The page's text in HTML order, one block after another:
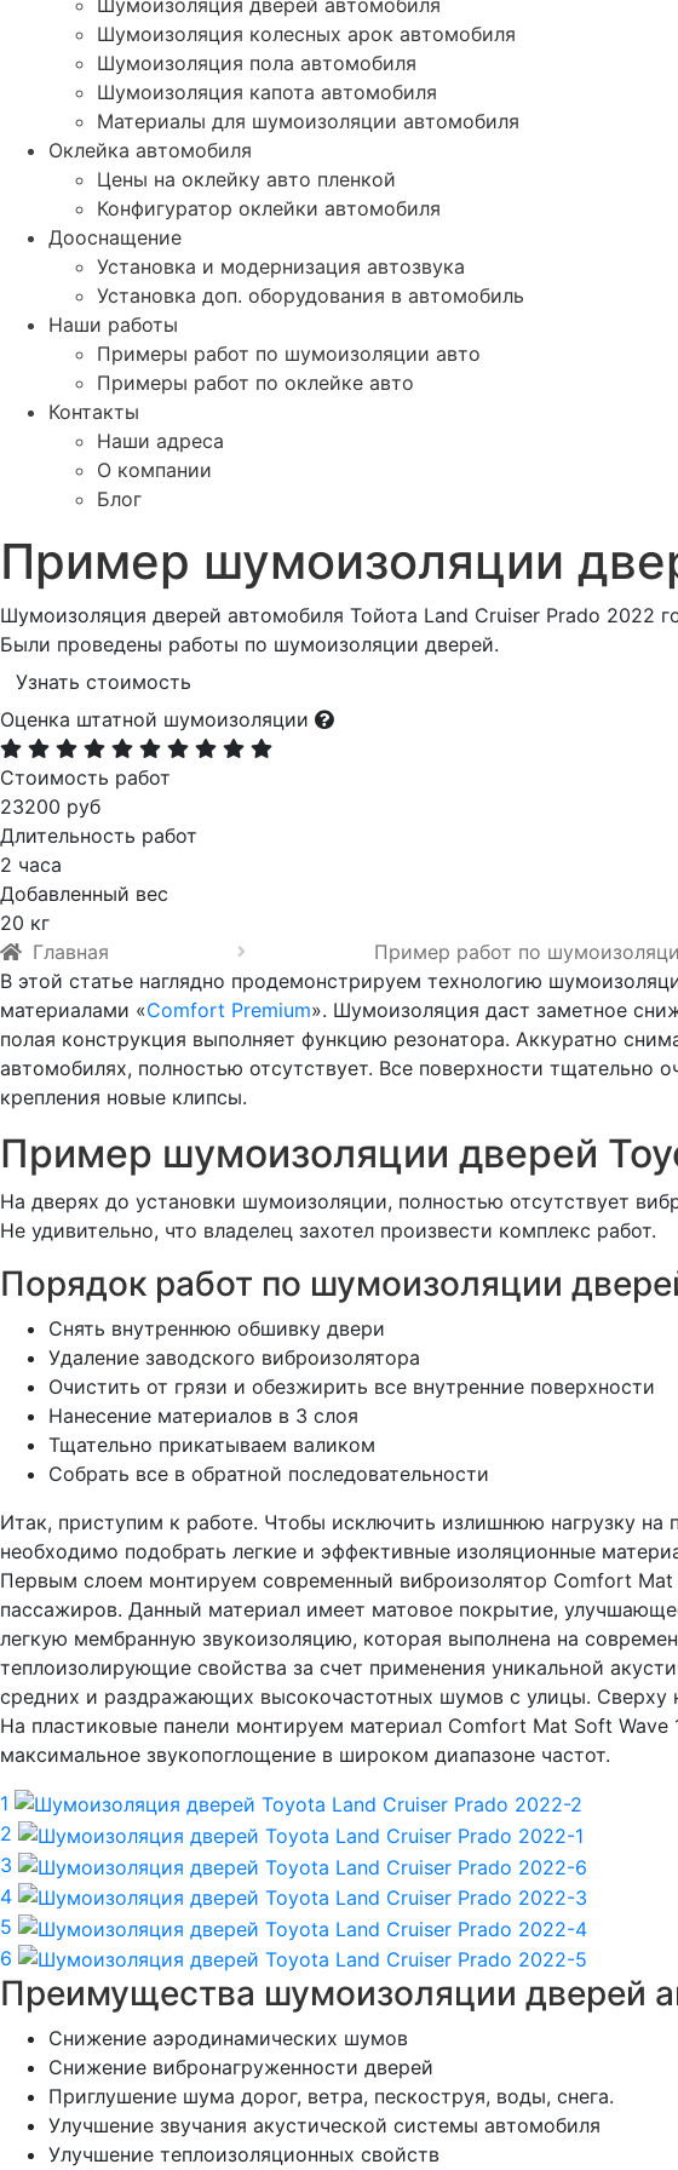
Шумоизоляция колесных арок автомобиля
Шумоизоляция пола автомобиля
Шумоизоляция капота автомобиля
Материалы для шумоизоляции автомобиля
Оклейка автомобиля
Цены на оклейку авто пленкой
Конфигуратор оклейки автомобиля
Дооснащение
Установка и модернизация автозвука
Установка доп. оборудования в автомобиль
Наши работы
Примеры работ по шумоизоляции авто
Примеры работ по оклейке авто
Контакты
Наши адреса
О компании
Блог
Пример шумоизоляции
Шумоизоляция дверей автомобиля Тойота Land Cruiser Prado 2022
Были проведены работы по шумоизоляции дверей.
Узнать стоимость
Оценка штатной шумоизоляции
Стоимость работ
23200 руб
Длительность работ
2 часа
Добавленный вес
20 кг
Главная
Пример работ по
В этой статье наглядно продемонстрируем технологию
материалами «Comfort Premium». Шумоизоляция даст заметное
полая конструкция выполняет функцию резонатора. Аккуратно
автомобилях, полностью отсутствует. Все поверхности
крепления новые клипсы.
Пример шумоизоляции дверей
На дверях до установки шумоизоляции, полностью отсутствует
Не удивительно, что владелец захотел произвести комплекс работ.
Порядок работ по шумоизоляции
Снять внутреннюю обшивку двери
Удаление заводского виброизолятора
Очистить от грязи и обезжирить все внутренние поверхности
Нанесение материалов в 3 слоя
Тщательно прикатываем валиком
Собрать все в обратной последовательности
Итак, приступим к работе. Чтобы исключить излишнюю нагрузку
необходимо подобрать легкие и эффективные изоляционные
Первым слоем монтируем современный виброизолятор Comfort
пассажиров. Данный материал имеет матовое покрытие,
легкую мембранную звукоизоляцию, которая выполнена на
теплоизолирующие свойства за счет применения уникальной
средних и раздражающих высокочастотных шумов с улицы.
На пластиковые панели монтируем материал Comfort Mat Soft
максимальное звукопоглощение в широком диапазоне частот.
1
2
3
4
5
6
Преимущества шумоизоляции дверей
Снижение аэродинамических шумов
Снижение вибронагруженности дверей
Приглушение шума дорог, ветра, пескоструя, воды, снега.
Улучшение звучания акустической системы автомобиля
Улучшение теплоизоляционных свойств